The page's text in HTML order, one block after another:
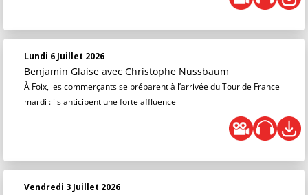
Lundi 6 Juillet 2026
Benjamin Glaise avec Christophe Nussbaum
À Foix, les commerçants se préparent à l’arrivée du Tour de France
mardi : ils anticipent une forte affluence
Vendredi 3 Juillet 2026